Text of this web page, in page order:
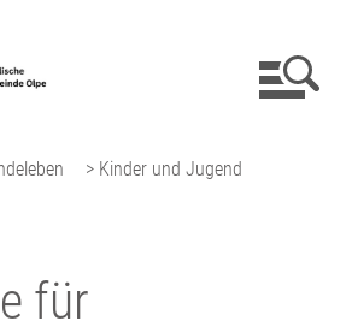
> Kinder und Jugend
für